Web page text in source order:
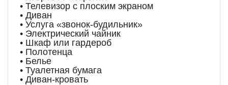
• Телевизор с плоским экраном
• Диван
• Услуга «звонок-будильник»
• Электрический чайник
• Шкаф или гардероб
• Полотенца
• Белье
• Туалетная бумага
• Диван-кровать